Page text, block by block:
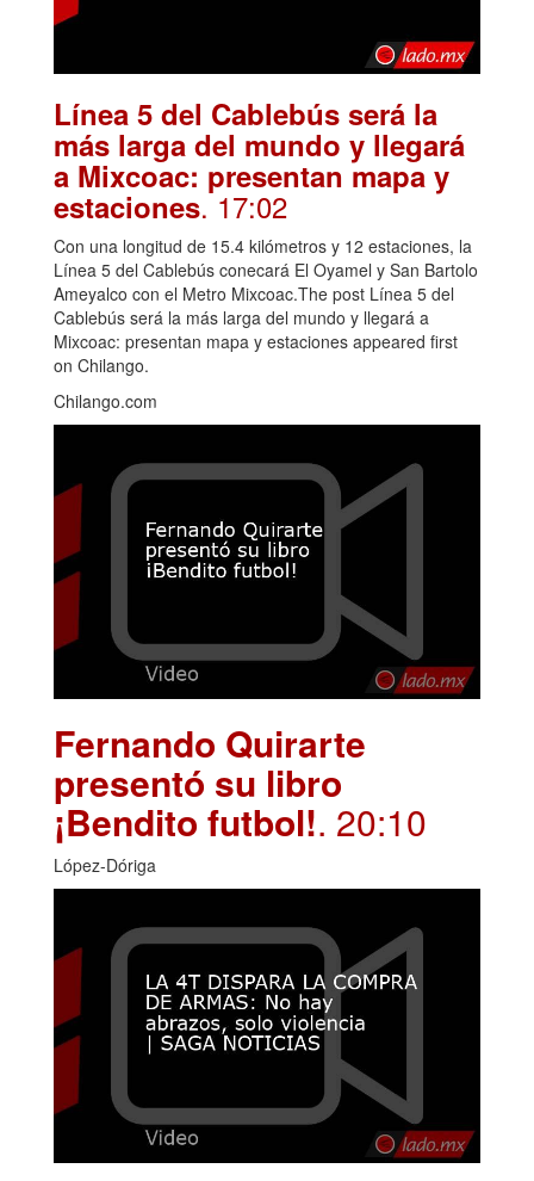
Línea 5 del Cablebús será la
más larga del mundo y llegará
a Mixcoac: presentan mapa y
estaciones. 17:02
Con una longitud de 15.4 kilómetros y 12 estaciones, la
Línea 5 del Cablebús conecará El Oyamel y San Bartolo
Ameyalco con el Metro Mixcoac.The post Línea 5 del
Cablebús será la más larga del mundo y llegará a
Mixcoac: presentan mapa y estaciones appeared first
on Chilango.
Chilango.com
Fernando Quirarte
presentó su libro
¡Bendito futbol!. 20:10
López-Dóriga